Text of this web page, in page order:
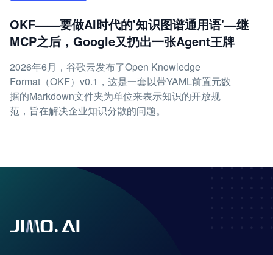
OKF——要做AI时代的'知识图谱通用语'—继
MCP之后，Google又扔出一张Agent王牌
2026年6月，谷歌云发布了Open Knowledge
Format（OKF）v0.1，这是一套以带YAML前置元数
据的Markdown文件夹为单位来表示知识的开放规
范，旨在解决企业知识分散的问题。